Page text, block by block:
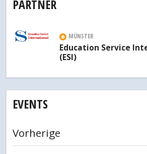
PARTNER
MÜNSTER
Education Service
(ESI)
EVENTS
Vorherige